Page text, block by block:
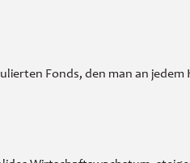
Fonds, den man an jedem